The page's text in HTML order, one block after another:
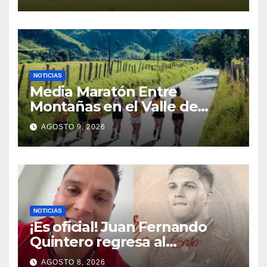
Centroamericanos y del
Caribe
NOTICIAS
Media Maratón Entre
Montañas en el Valle de
Cocora: Fechas, rutas y todo
sobre la gran fiesta del
running en Salento
AGOSTO 9, 2026
NOTICIAS
¡Es oficial! Juan Fernando
Quintero regresa al
Independiente Medellín para
AGOSTO 8, 2026